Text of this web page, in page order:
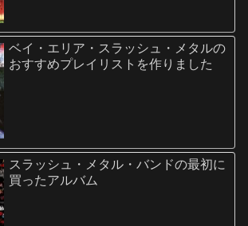
ベイ・エリア・スラッシュ・メタルの
おすすめプレイリストを作りました
スラッシュ・メタル・バンドの最初に
買ったアルバム